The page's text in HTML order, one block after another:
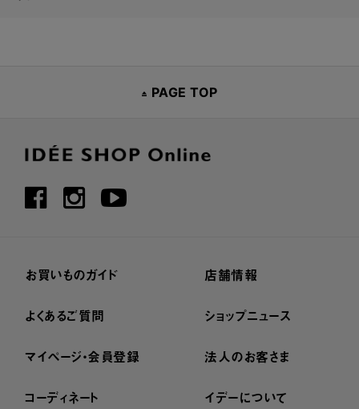
PAGE TOP
お買いものガイド
よくあるご質問
マイページ・会員登録
コーディネート
店舗情報
ショップニュース
法人のお客さま
イデーについて